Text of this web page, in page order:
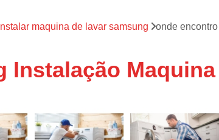
Assistencia
Assistencia Tecnica
Assistencia
Assistencia Tecnica
maquina de lavar samsung onde
Instalação